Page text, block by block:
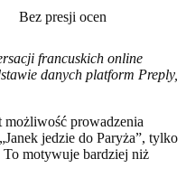
Bez presji ocen
francuskich online
danych platform Preply,
możliwość prowadzenia
jedzie do Paryża”, tylko
motywuje bardziej niż